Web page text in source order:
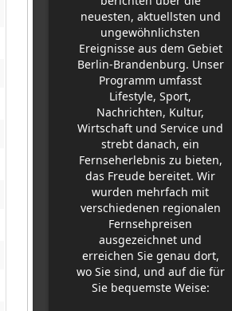
neuesten, aktuellsten und
ungewöhnlichsten
Ereignisse aus dem Gebiet
Berlin-Brandenburg. Unser
Programm umfasst
Lifestyle, Sport,
Nachrichten, Kultur,
Wirtschaft und Service und
strebt danach, ein
Fernseherlebnis zu bieten,
das Freude bereitet. Wir
wurden mehrfach mit
verschiedenen regionalen
Fernsehpreisen
ausgezeichnet und
erreichen Sie genau dort,
wo Sie sind, und auf die für
Sie bequemste Weise: